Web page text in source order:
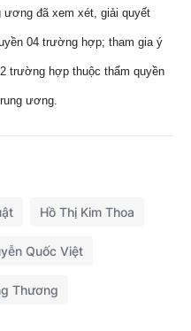
ương đã xem xét, giải quyết
04 trường hợp; tham gia ý
trường hợp thuộc thẩm quyền
ương.
Hồ Thị Kim Thoa
Quốc Việt
Thương